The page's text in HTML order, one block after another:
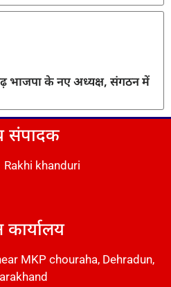
भाजपा के नए अध्यक्ष, संगठन में
संपादक
khanduri
कार्यालय
MKP chouraha, Dehradun,